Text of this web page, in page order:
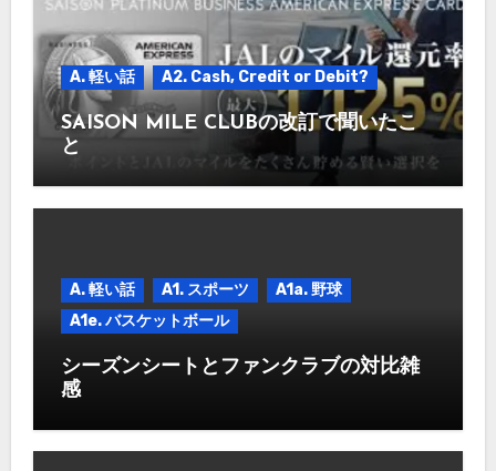
A. 軽い話 A2. Cash, Credit or Debit?
SAISON MILE CLUBの改訂で聞いたこ
と
A. 軽い話 A1. スポーツ
A1a. 野球
A1e. バスケットボール
シーズンシートとファンクラブの対比雑
感